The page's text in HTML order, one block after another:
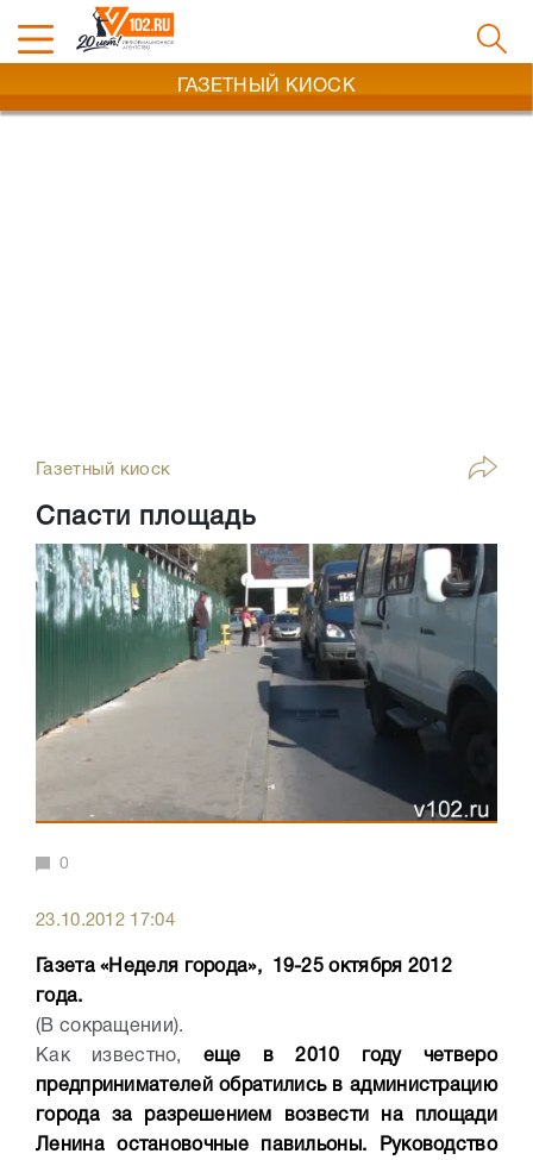
ГАЗЕТНЫЙ КИОСК
Газетный киоск
Спасти площадь
0
23.10.2012 17:04
Газета «Неделя города», 19-25 октября 2012
года.
(В сокращении).
Как известно,
еще в 2010 году четверо
предпринимателей обратились в администрацию
города за разрешением возвести на площади
Ленина остановочные павильоны. Руководство